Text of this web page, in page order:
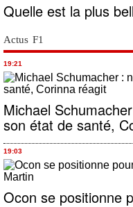
Quelle est la plus
Actus F1
19:21
Michael
son état de santé,
19:03
Ocon se positionne